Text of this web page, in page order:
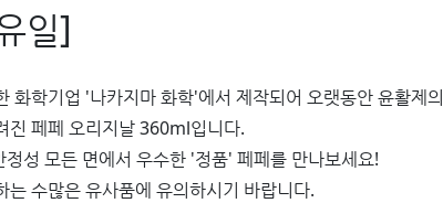
일]
화학기업 '나카지마 화학'에서 제작되어 오랫동안 윤활제의
진 페페 오리지날 360ml입니다.
정성 모든 면에서 우수한 '정품' 페페를 만나보세요!
는 수많은 유사품에 유의하시기 바랍니다.